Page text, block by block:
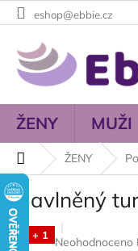
Přejít
na
eshop@ebbie.cz
ŽENY MUŽI
Domů ŽENY
Bavlněný
3 + 1 Průměrné
Neohodnoceno